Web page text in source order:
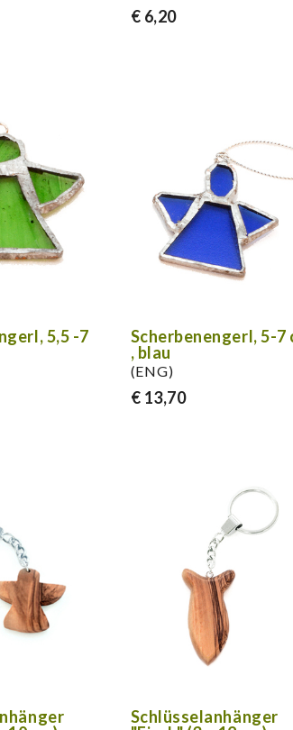
€ 6,20
5,5 -7
Scherbenengerl, 5-7
, blau
(ENG)
€ 13,70
Schlüsselanhänger